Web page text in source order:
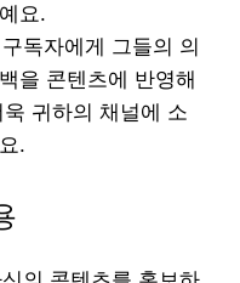
요.
독자에게 그들의 의
을 콘텐츠에 반영해
귀하의 채널에 소
.